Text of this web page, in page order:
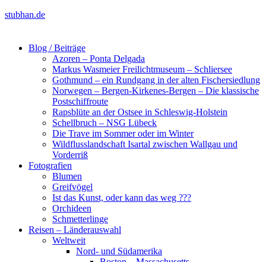
stubhan.de
Blog / Beiträge
Azoren – Ponta Delgada
Markus Wasmeier Freilichtmuseum – Schliersee
Gothmund – ein Rundgang in der alten Fischersiedlung
Norwegen – Bergen-Kirkenes-Bergen – Die klassische
Postschiffroute
Rapsblüte an der Ostsee in Schleswig-Holstein
Schellbruch – NSG Lübeck
Die Trave im Sommer oder im Winter
Wildflusslandschaft Isartal zwischen Wallgau und
Vorderriß
Fotografien
Blumen
Greifvögel
Ist das Kunst, oder kann das weg ???
Orchideen
Schmetterlinge
Reisen – Länderauswahl
Weltweit
Nord- und Südamerika